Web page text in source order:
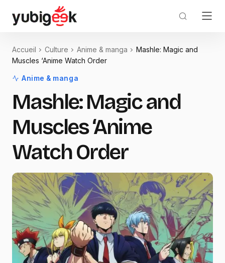
Accueil Culture Anime & manga
Mashle: Magic and
Muscles ‘Anime Watch Order
Anime & manga
Mashle: Magic and
Muscles ‘Anime
Watch Order